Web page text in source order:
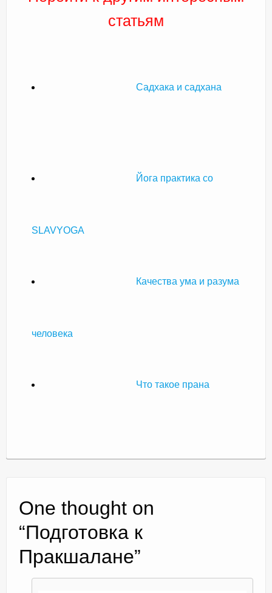
статьям
Садхака и садхана
Йога практика со
SLAVYOGA
Качества ума и разума
человека
Что такое прана
One thought on
“Подготовка к
Пракшалане”